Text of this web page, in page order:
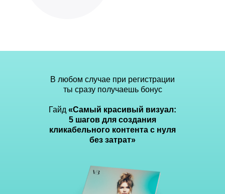
В любом случае при регистрации
ты сразу получаешь бонус
Гайд «Самый красивый визуал:
5 шагов для создания
кликабельного контента с нуля
без затрат»